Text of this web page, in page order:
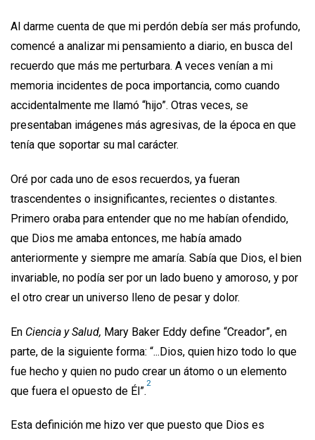
Al darme cuenta de que mi perdón debía ser más profundo,
comencé a analizar mi pensamiento a diario, en busca del
recuerdo que más me perturbara. A veces venían a mi
memoria incidentes de poca importancia, como cuando
accidentalmente me llamó “hijo”. Otras veces, se
presentaban imágenes más agresivas, de la época en que
tenía que soportar su mal carácter.
Oré por cada uno de esos recuerdos, ya fueran
trascendentes o insignificantes, recientes o distantes.
Primero oraba para entender que no me habían ofendido,
que Dios me amaba entonces, me había amado
anteriormente y siempre me amaría. Sabía que Dios, el bien
invariable, no podía ser por un lado bueno y amoroso, y por
el otro crear un universo lleno de pesar y dolor.
En Ciencia y Salud, Mary Baker Eddy define “Creador”, en
parte, de la siguiente forma: “...Dios, quien hizo todo lo que
fue hecho y quien no pudo crear un átomo o un elemento
que fuera el opuesto de Él”.
2
Esta definición me hizo ver que puesto que Dios es